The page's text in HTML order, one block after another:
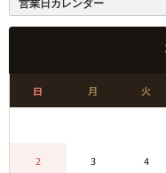
営業日カレンダー
日 月 火
2 3 4